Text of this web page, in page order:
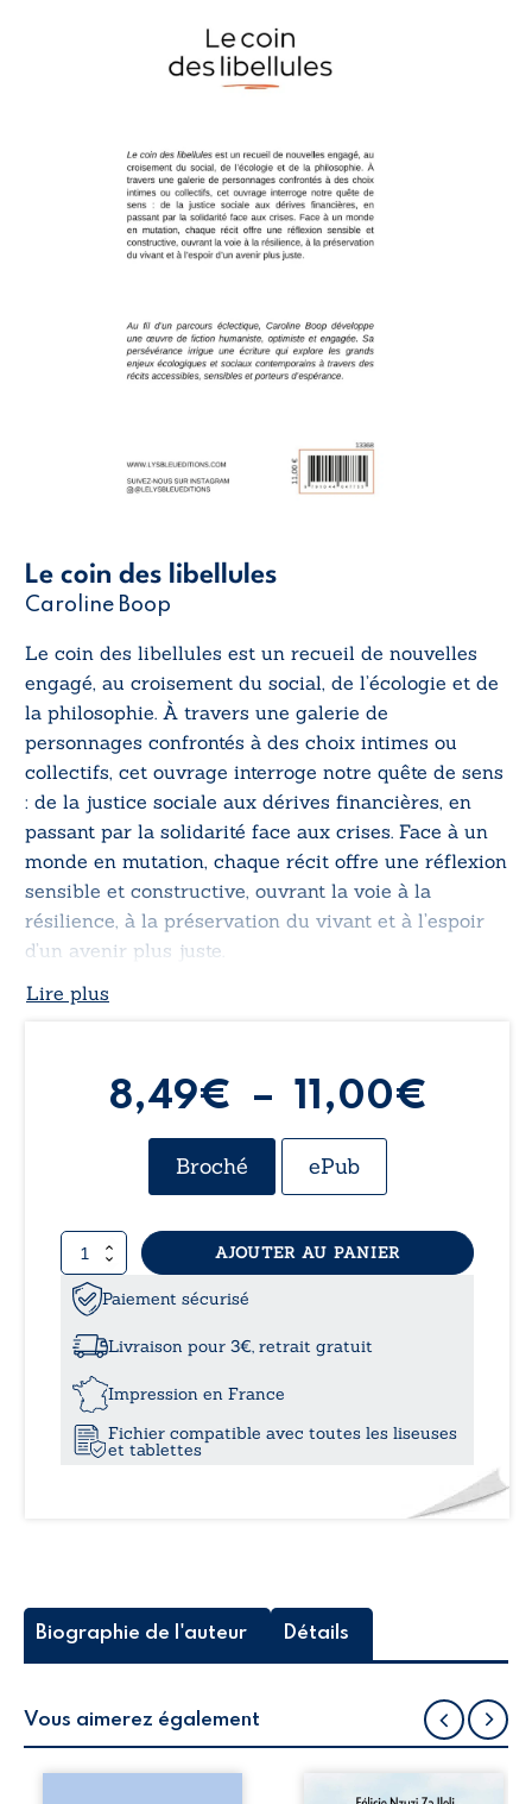
Le coin des libellules
Caroline Boop
Le coin des libellules est un recueil de nouvelles
engagé, au croisement du social, de l’écologie et de
la philosophie. À travers une galerie de
personnages confrontés à des choix intimes ou
collectifs, cet ouvrage interroge notre quête de sens
: de la justice sociale aux dérives financières, en
passant par la solidarité face aux crises. Face à un
monde en mutation, chaque récit offre une réflexion
sensible et constructive, ouvrant la voie à la
résilience, à la préservation du vivant et à l’espoir
d’un avenir plus juste.
Lire plus
8,49€ – 11,00€
Broché ePub
quantité
de
Le
coin
des
AJOUTER AU PANIER
Paiement sécurisé
Livraison pour 3€, retrait gratuit
Impression en France
Fichier compatible avec toutes les liseuses
et tablettes
Biographie de l'auteur Détails
Vous aimerez également
Auberge de la